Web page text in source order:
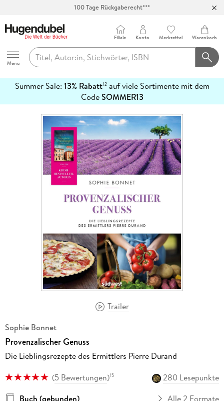
Hugendubel
Menu
Filiale Konto Merkzettel Warenkorb
Summer Sale: 13% Rabatt12auf viele Sortimente mit dem
CodeSOMMER13
erfahren
Trailer
Sophie Bonnet
Provenzalischer Genuss
Die Lieblingsrezepte des Ermittlers Pierre Durand
(5 Bewertungen)15
280 Lesepunkte
Buch (gebunden)
Alle 2 Formate